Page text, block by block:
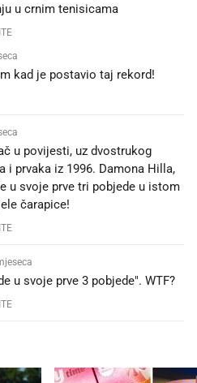
u crnim tenisicama
kad je postavio taj rekord!
u povijesti, uz dvostrukog
i prvaka iz 1996. Damona Hilla,
u svoje prve tri pobjede u istom
čarapice!
u svoje prve 3 pobjede". WTF?